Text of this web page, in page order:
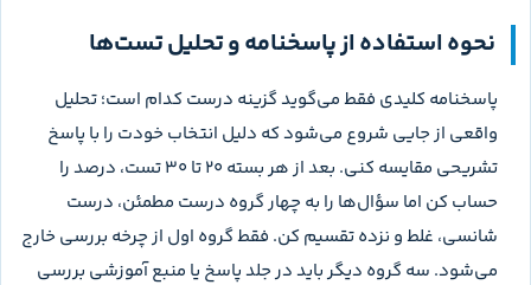
یازدهم تنظیم شیمیایی
یازدهم ایمنی 207
یازدهم ۶ تقسیم یاخته 191
یازدهم ۷ تولید مثل 282